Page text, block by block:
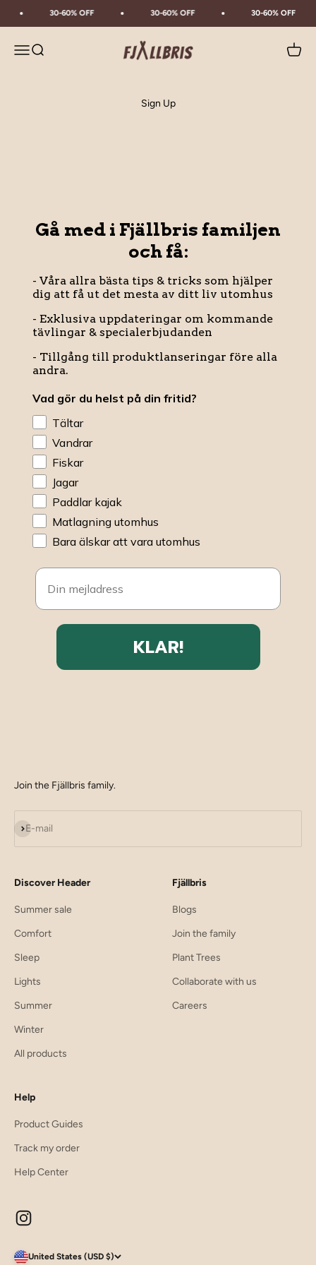
30-60% OFF 30-60% OFF 30-60% OFF
MenuSearch Fjällbris Cart
Sign Up
Gå med i Fjällbris familjen
och få:
- Våra allra bästa tips & tricks som hjälper
dig att få ut det mesta av ditt liv utomhus
- Exklusiva uppdateringar om kommande
tävlingar & specialerbjudanden
- Tillgång till produktlanseringar före alla
andra.
Vad gör du helst på din fritid?
Tältar
Vandrar
Fiskar
Jagar
Paddlar kajak
Matlagning utomhus
Bara älskar att vara utomhus
KLAR!
Join the Fjällbris family.
E-mail
Subscribe
Discover Header
Summer sale
Comfort
Sleep
Lights
Summer
Winter
All products
Fjällbris
Blogs
Join the family
Plant Trees
Collaborate with us
Careers
Help
Product Guides
Track my order
Help Center
United States (USD $)